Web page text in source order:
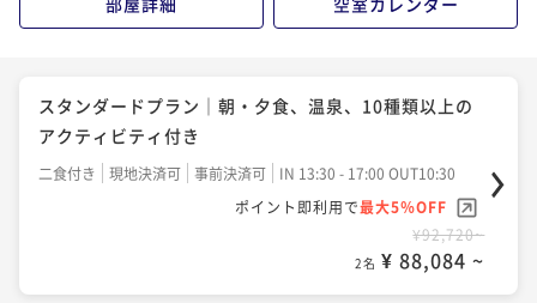
2名 ¥ 116,622 ~
スタンダードプラン｜朝・夕食、温泉、10種類以上の
アクティビティ付き
二食付き 現地決済可 事前決済可
IN 13:30 - 17:00 OUT10:30
ポイント即利用で最大5％OFF
¥92,720~
2名 ¥ 88,084 ~